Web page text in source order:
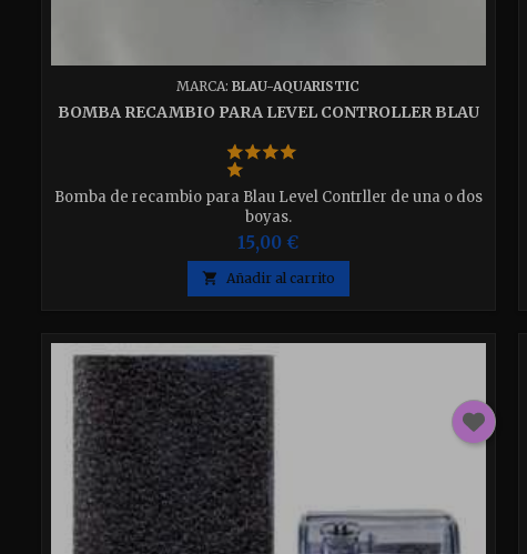
MARCA:BLAU-AQUARISTIC
BOMBA RECAMBIO PARA LEVEL CONTROLLER BLAU
Bomba de recambio para Blau Level Contrller de una o dos
boyas.
15,00 €
 Añadir al carrito